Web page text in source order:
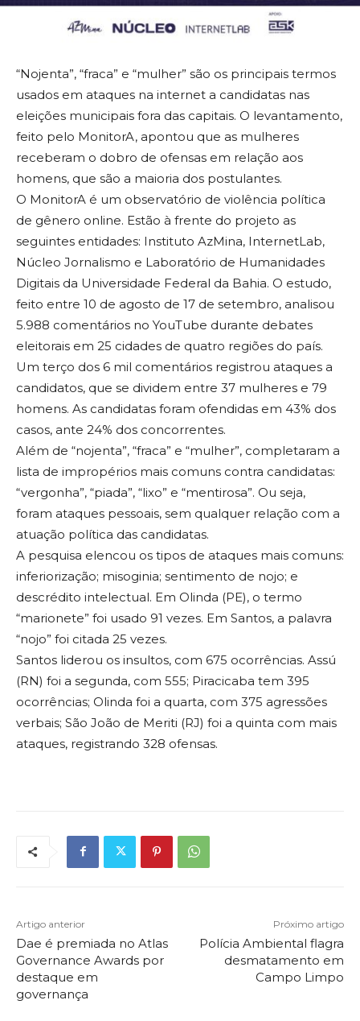
“Nojenta”, “fraca” e “mulher” são os principais termos
usados em ataques na internet a candidatas nas
eleições municipais fora das capitais. O levantamento,
feito pelo MonitorA, apontou que as mulheres
receberam o dobro de ofensas em relação aos
homens, que são a maioria dos postulantes.
O MonitorA é um observatório de violência política
de gênero online. Estão à frente do projeto as
seguintes entidades: Instituto AzMina, InternetLab,
Núcleo Jornalismo e Laboratório de Humanidades
Digitais da Universidade Federal da Bahia. O estudo,
feito entre 10 de agosto de 17 de setembro, analisou
5.988 comentários no YouTube durante debates
eleitorais em 25 cidades de quatro regiões do país.
Um terço dos 6 mil comentários registrou ataques a
candidatos, que se dividem entre 37 mulheres e 79
homens. As candidatas foram ofendidas em 43% dos
casos, ante 24% dos concorrentes.
Além de “nojenta”, “fraca” e “mulher”, completaram a
lista de impropérios mais comuns contra candidatas:
“vergonha”, “piada”, “lixo” e “mentirosa”. Ou seja,
foram ataques pessoais, sem qualquer relação com a
atuação política das candidatas.
A pesquisa elencou os tipos de ataques mais comuns:
inferiorização; misoginia; sentimento de nojo; e
descrédito intelectual. Em Olinda (PE), o termo
“marionete” foi usado 91 vezes. Em Santos, a palavra
“nojo” foi citada 25 vezes.
Santos liderou os insultos, com 675 ocorrências. Assú
(RN) foi a segunda, com 555; Piracicaba tem 395
ocorrências; Olinda foi a quarta, com 375 agressões
verbais; São João de Meriti (RJ) foi a quinta com mais
ataques, registrando 328 ofensas.
Artigo anterior
Dae é premiada no Atlas
Governance Awards por
destaque em
governança
Próximo artigo
Polícia Ambiental flagra
desmatamento em
Campo Limpo